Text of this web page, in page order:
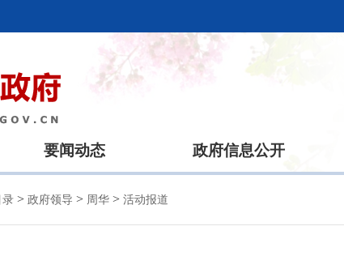
要闻动态 政府信息公开
录 > 政府领导 > 周华 > 活动报道